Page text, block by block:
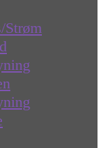
Strøm